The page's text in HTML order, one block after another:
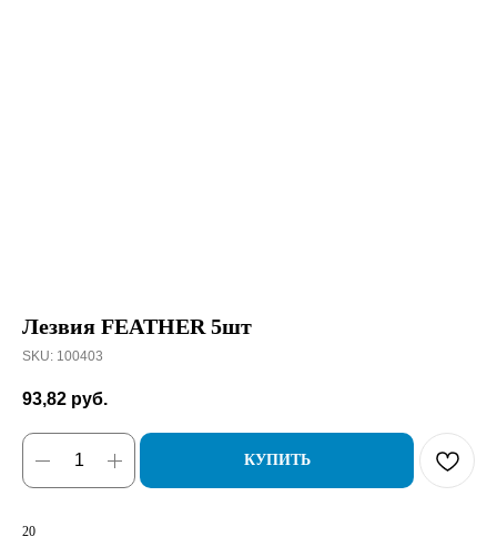
Лезвия FEATHER 5шт
SKU: 100403
93,82 руб.
КУПИТЬ
20